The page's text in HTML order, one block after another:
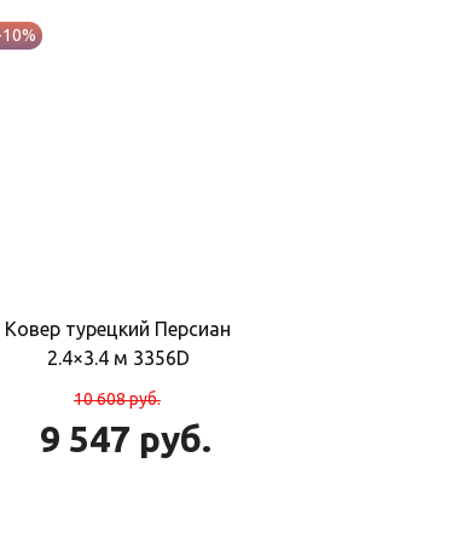
Ковер турецкий Персиан
2.4×3.4 м 3356D
10 608руб.
9 547 руб.